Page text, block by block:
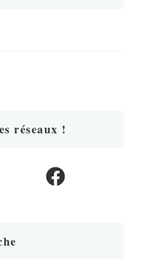
réseaux !
Facebook